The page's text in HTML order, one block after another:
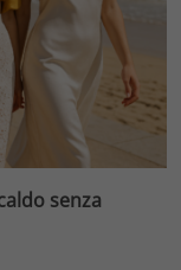
senza